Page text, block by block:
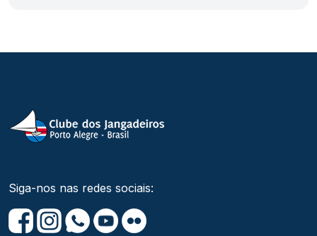
Siga-nos nas redes sociais: